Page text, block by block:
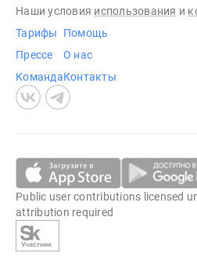
Наши условия использования и
Тарифы
Прессе
Команда
Помощь
О нас
Контакты
Public user contributions licensed
attribution required